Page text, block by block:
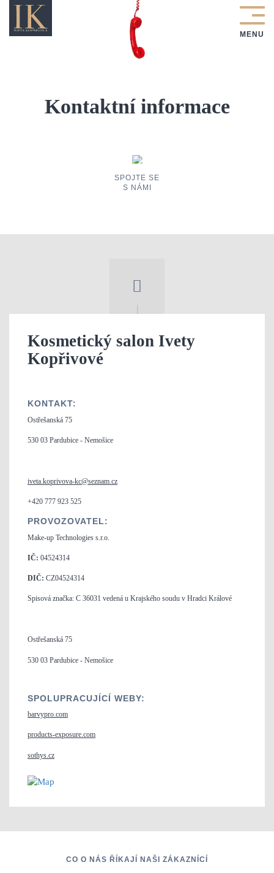
Kontaktní informace
SPOJTE SE
S NÁMI
Kosmetický salon Ivety
Kopřivové
KONTAKT:
Ostřešanská 75
530 03 Pardubice - Nemošice
iveta.koprivova-kc@seznam.cz
+420 777 923 525
PROVOZOVATEL:
Make-up Technologies s.r.o.
IČ: 04524314
DIČ: CZ04524314
Spisová značka: C 36031 vedená u Krajského soudu v Hradci Králové
Ostřešanská 75
530 03 Pardubice - Nemošice
SPOLUPRACUJÍCÍ WEBY:
barvypro.com
products-exposure.com
sothys.cz
CO O NÁS ŘÍKAJÍ NAŠI ZÁKAZNÍCÍ